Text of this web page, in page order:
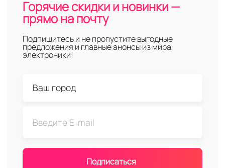
Горячие скидки и новинки —
прямо на почту
Подпишитесь и не пропустите выгодные
предложения и главные анонсы из мира
электроники!
Подписаться